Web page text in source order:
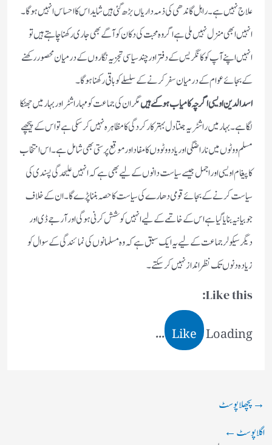
علاج نہیں ہے۔ راہل گاندھی کی ذمہ داریاں بڑھ گئی ہیں شاید اس کا احساس انہیں ہوگا۔
انہیں ابھی منزل نہیں ملی ہے اگر وہ محبت کی دکان کو آگے بھی جاری رکھنا چاہتے ہیں تو
انہیں اپنے آپ کو کانگریس کے دفتر اور چند سیاسی تجزیہ نگاروں کے درمیان محصور رکھنے
کے بجائے عوام کے درمیان سفر کرنے کے سلسلے کو باقی رکھنا ہوگا۔
اسدالدین اویسی اگرچہ کامیاب ہوگئے ہیںمگر ان کی جماعت کو مہاراشٹر اور بہار میں جھٹکا
لگا ہے۔ بہار میں راشٹریہ جنتا دل بہتر کارکردگی کا مظاہرہ نہیں کر سکی ہے تو اس کے پیچھے
مسلم ووٹوں میں ناراضگی اور یادو وٹووں کا مفاد اور موقع پرستی بھی شامل ہے۔اس انتخاب
کا پیغام اویسی اور اجمل جیسے سیاست دانوں کے لیے بھی ہے کہ انہیں علیحدگی پسندی کی
سیاست کرنے کے بجائے قومی دھارے کی سیاست کا حصہ بننا پڑے گا ۔ ان کے خلاف
جو بیانیہ بنایا گیا ہے اس کے خاتمے کے لیے انہیں کوشش کرنی ہو گی اور آر جے ڈی اور
دیگر سیکولر جماعت کے لیے یہ ایک سبق ہے کہ وہ مسلمانوں کی نمائندگی کے سوال کو
زیادہ دنوں تک نظر انداز نہیں کر سکتے۔
Like this:
Like Loading...
→پچھلا پوسٹ
اگلا پوسٹ←